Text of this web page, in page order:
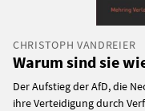
CHRISTOPH VANDREIER
Warum sind sie
Der Aufstieg der AfD, die
ihre Verteidigung durch